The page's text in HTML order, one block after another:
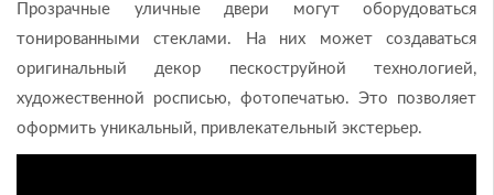
Прозрачные уличные двери могут оборудоваться
тонированными стеклами. На них может создаваться
оригинальный декор пескоструйной технологией,
художественной росписью, фотопечатью. Это позволяет
оформить уникальный, привлекательный экстерьер.